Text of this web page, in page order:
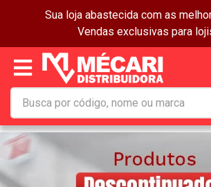
Sua loja abastecida com as
Vendas exclusivas para